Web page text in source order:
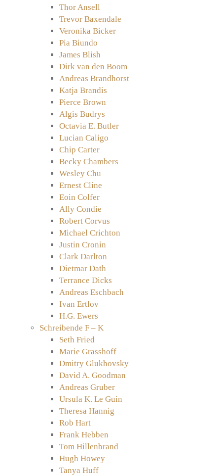
Thor Ansell
Trevor Baxendale
Veronika Bicker
Pia Biundo
James Blish
Dirk van den Boom
Andreas Brandhorst
Katja Brandis
Pierce Brown
Algis Budrys
Octavia E. Butler
Lucian Caligo
Chip Carter
Becky Chambers
Wesley Chu
Ernest Cline
Eoin Colfer
Ally Condie
Robert Corvus
Michael Crichton
Justin Cronin
Clark Darlton
Dietmar Dath
Terrance Dicks
Andreas Eschbach
Ivan Ertlov
H.G. Ewers
Schreibende F – K
Seth Fried
Marie Grasshoff
Dmitry Glukhovsky
David A. Goodman
Andreas Gruber
Ursula K. Le Guin
Theresa Hannig
Rob Hart
Frank Hebben
Tom Hillenbrand
Hugh Howey
Tanya Huff